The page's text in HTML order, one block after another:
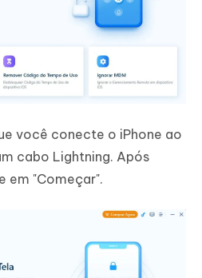
você conecte o iPhone ao
cabo Lightning. Após
em "Começar".